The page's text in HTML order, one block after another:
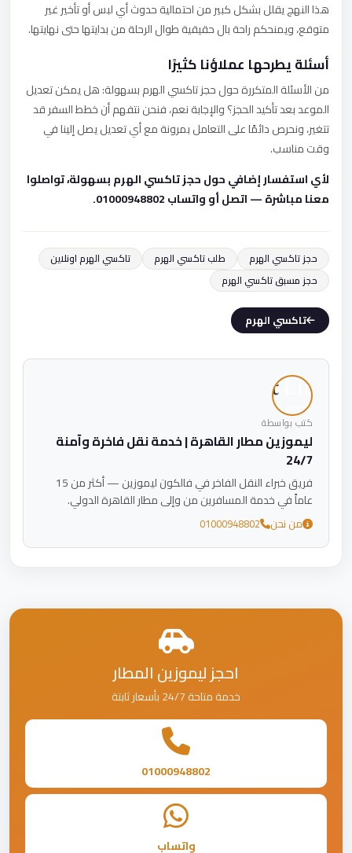
هذا النهج يقلل بشكل كبير من احتمالية حدوث أي لبس أو تأخير غير
متوقع، ويمنحكم راحة بال حقيقية طوال الرحلة من بدايتها حتى نهايتها.
أسئلة يطرحها عملاؤنا كثيرًا
من الأسئلة المتكررة حول حجز تاكسي الهرم بسهولة: هل يمكن تعديل
الموعد بعد تأكيد الحجز؟ والإجابة نعم، فنحن نتفهم أن خطط السفر قد
تتغير، ونحرص دائمًا على التعامل بمرونة مع أي تعديل يصل إلينا في
وقت مناسب.
لأي استفسار إضافي حول حجز تاكسي الهرم بسهولة، تواصلوا
معنا مباشرة — اتصل أو واتساب 01000948802.
حجز تاكسي الهرم طلب تاكسي الهرم
تاكسي الهرم اونلاين
حجز مسبق تاكسي الهرم
تاكسي الهرم
كتب بواسطة
ليموزين مطار القاهرة | خدمة نقل فاخرة وآمنة
24/7
فريق خبراء النقل الفاخر في فالكون ليموزين — أكثر من 15
عاماً في خدمة المسافرين من وإلى مطار القاهرة الدولي.
من نحن 01000948802
احجز ليموزين المطار
خدمة متاحة 24/7 بأسعار ثابتة
01000948802
واتساب